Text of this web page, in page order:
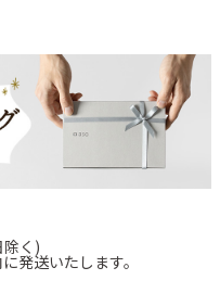
く)
発送いたします。